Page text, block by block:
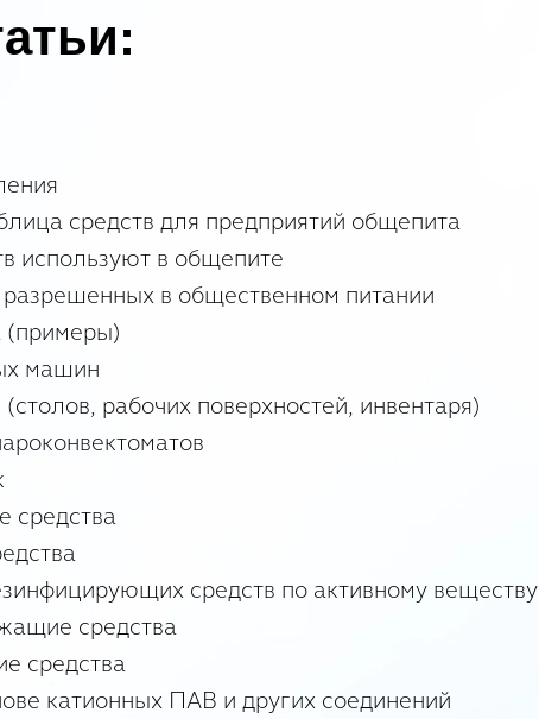
средств для предприятий общепита
используют в общепите
в общественном питании
машин
рабочих поверхностей, инвентаря)
средства
средств по активному веществу
средства
средства
катионных ПАВ и других соединений